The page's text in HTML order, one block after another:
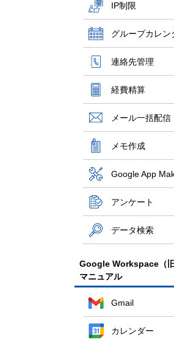
IP制限
グループカレン
連絡先管理
経費精算
メール一括配信
メモ作成
Google App
アンケート
データ検索
Google Workspace（
マニュアル
Gmail
カレンダー